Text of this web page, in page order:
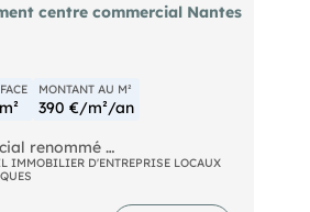
centre commercial Nantes
MONTANT AU M²
390 €/m²/an
renommé
belle vitrine et passage
IMMOBILIER D'ENTREPRISE LOCAUX